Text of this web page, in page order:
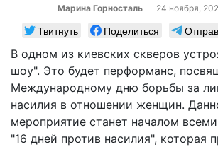
Марина Горносталь 24 ноября,
Твитнуть Поделиться
В одном из киевских скверов
шоу". Это будет перформанс,
Международному дню борьбы за
насилия в отношении женщин.
мероприятие станет началом
"16 дней против насилия", которая